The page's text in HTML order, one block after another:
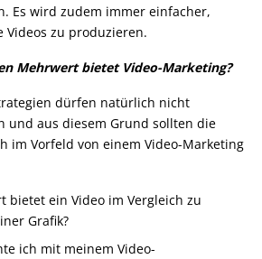
Es wird zudem immer einfacher,
zu produzieren.
Mehrwert bietet Video-Marketing?
dürfen natürlich nicht
und aus diesem Grund sollten die
im Vorfeld von einem Video-Marketing
bietet ein Video im Vergleich zu
Grafik?
ich mit meinem Video-